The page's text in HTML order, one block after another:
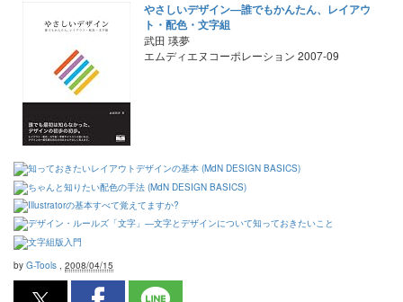
やさしいデザイン―誰でもかんたん、レイアウ
ト・配色・文字組
武田 瑛夢
エムディエヌコーポレーション 2007-09
by G-Tools 2008/04/15